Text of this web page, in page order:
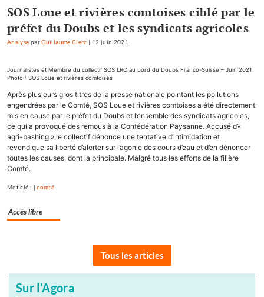
SOS Loue et rivières comtoises ciblé par le
préfet du Doubs et les syndicats agricoles
Analyse parGuillaume Clerc 12 juin 2021
Journalistes et Membre du collectif SOS LRC au bord du Doubs Franco-Suisse – Juin 2021
Photo : SOS Loue et rivières comtoises
Après plusieurs gros titres de la presse nationale pointant les pollutions
engendrées par le Comté, SOS Loue et rivières comtoises a été directement
mis en cause par le préfet du Doubs et l’ensemble des syndicats agricoles,
ce qui a provoqué des remous à la Confédération Paysanne. Accusé d’«
agri-bashing » le collectif dénonce une tentative d’intimidation et
revendique sa liberté d’alerter sur l’agonie des cours d’eau et d’en dénoncer
toutes les causes, dont la principale. Malgré tous les efforts de la filière
Comté.
Mot clé : |comté
Accès libre
Tous les articles
Sur l’Agora